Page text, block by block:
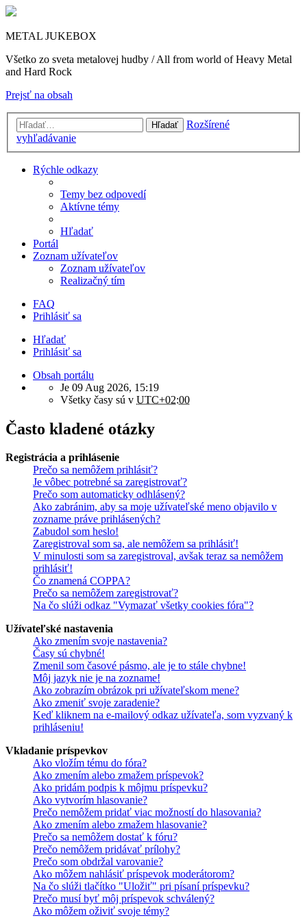
METAL JUKEBOX
Všetko zo sveta metalovej hudby / All from world of Heavy Metal
and Hard Rock
Prejsť na obsah
Hľadať
Rozšírené
vyhľadávanie
Rýchle odkazy
Temy bez odpovedí
Aktívne témy
Hľadať
Portál
Zoznam užívateľov
Zoznam užívateľov
Realizačný tím
FAQ
Prihlásiť sa
Hľadať
Prihlásiť sa
Obsah portálu
Je 09 Aug 2026, 15:19
Všetky časy sú v UTC+02:00
Často kladené otázky
Registrácia a prihlásenie
Prečo sa nemôžem prihlásiť?
Je vôbec potrebné sa zaregistrovať?
Prečo som automaticky odhlásený?
Ako zabránim, aby sa moje užívateľské meno objavilo v
zozname práve prihlásených?
Zabudol som heslo!
Zaregistroval som sa, ale nemôžem sa prihlásiť!
V minulosti som sa zaregistroval, avšak teraz sa nemôžem
prihlásiť!
Čo znamená COPPA?
Prečo sa nemôžem zaregistrovať?
Na čo slúži odkaz "Vymazať všetky cookies fóra"?
Užívateľské nastavenia
Ako zmením svoje nastavenia?
Časy sú chybné!
Zmenil som časové pásmo, ale je to stále chybne!
Môj jazyk nie je na zozname!
Ako zobrazím obrázok pri užívateľskom mene?
Ako zmeniť svoje zaradenie?
Keď kliknem na e-mailový odkaz užívateľa, som vyzvaný k
prihláseniu!
Vkladanie príspevkov
Ako vložím tému do fóra?
Ako zmením alebo zmažem príspevok?
Ako pridám podpis k môjmu príspevku?
Ako vytvorím hlasovanie?
Prečo nemôžem pridať viac možností do hlasovania?
Ako zmením alebo zmažem hlasovanie?
Prečo sa nemôžem dostať k fóru?
Prečo nemôžem pridávať prílohy?
Prečo som obdržal varovanie?
Ako môžem nahlásiť príspevok moderátorom?
Na čo slúži tlačítko "Uložiť" pri písaní príspevku?
Prečo musí byť môj príspevok schválený?
Ako môžem oživiť svoje témy?